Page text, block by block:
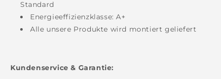
Standard
Energieeffizienzklasse: A+
Alle unsere Produkte wird montiert geliefert
Kundenservice & Garantie: